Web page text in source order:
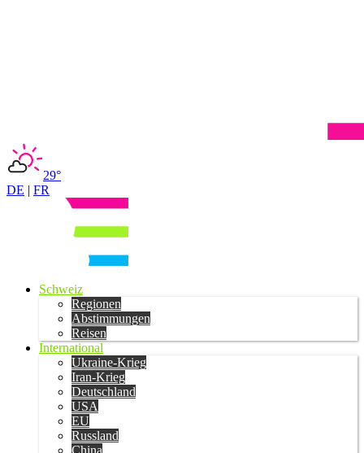
29°
DE | FR
Schweiz
Regionen
Abstimmungen
Reisen
International
Ukraine-Krieg
Iran-Krieg
Deutschland
USA
EU
Russland
China